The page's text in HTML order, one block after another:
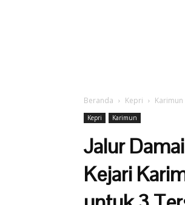
Beranda Kepri Karimun
Kepri Karimun
Jalur
Kejari